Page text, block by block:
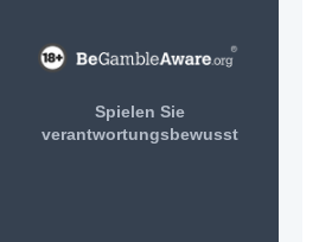
Spielen Sie
verantwortungsbewusst